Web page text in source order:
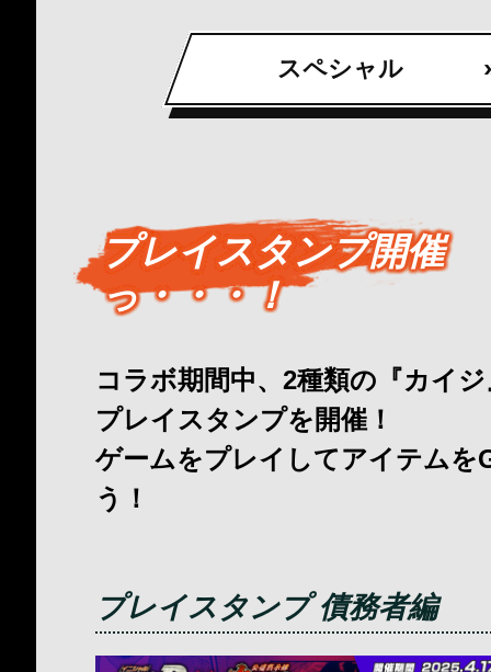
スペシャル
プレイスタンプ開催
っ・・・！
コラボ期間中、2種類の『カイ
プレイスタンプを開催！
ゲームをプレイしてアイテムを
う！
プレイスタンプ 債務者編